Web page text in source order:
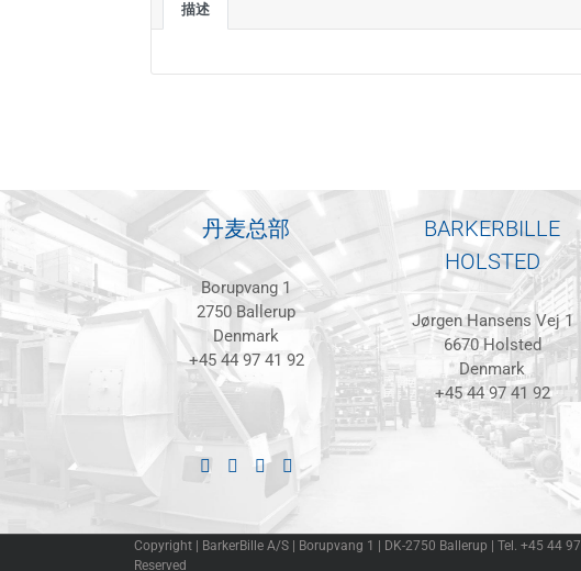
描述
丹麦总部
Borupvang 1
2750 Ballerup
Denmark
+45 44 97 41 92
BARKERBILLE
HOLSTED
Jørgen Hansens Vej 1
6670 Holsted
Denmark
+45 44 97 41 92
Copyright | BarkerBille A/S | Borupvang 1 | DK-2750 Ballerup | Tel. +45 44
Reserved